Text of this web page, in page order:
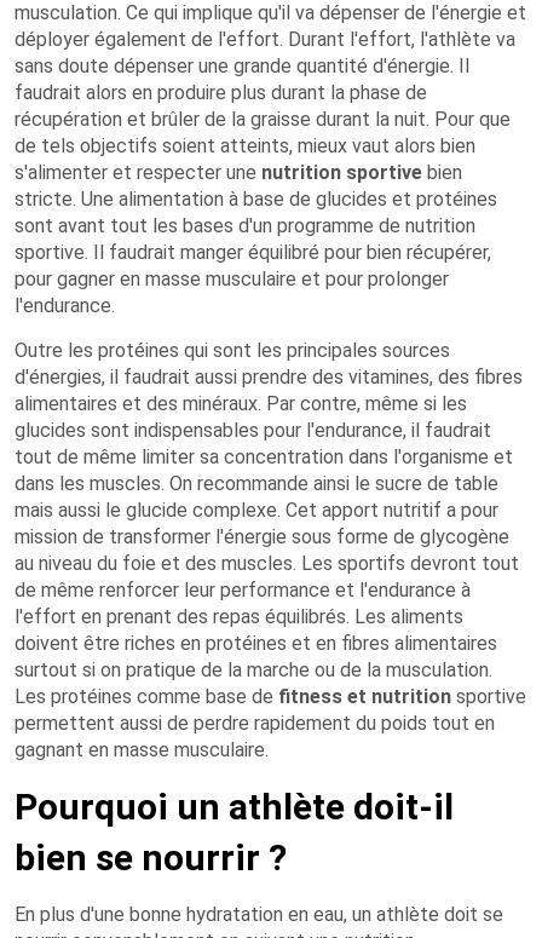
musculation. Ce qui implique qu'il va dépenser de l'énergie et
déployer également de l'effort. Durant l'effort, l'athlète va
sans doute dépenser une grande quantité d'énergie. Il
faudrait alors en produire plus durant la phase de
récupération et brûler de la graisse durant la nuit. Pour que
de tels objectifs soient atteints, mieux vaut alors bien
s'alimenter et respecter une nutrition sportive bien
stricte. Une alimentation à base de glucides et protéines
sont avant tout les bases d'un programme de nutrition
sportive. Il faudrait manger équilibré pour bien récupérer,
pour gagner en masse musculaire et pour prolonger
l'endurance.
Outre les protéines qui sont les principales sources
d'énergies, il faudrait aussi prendre des vitamines, des fibres
alimentaires et des minéraux. Par contre, même si les
glucides sont indispensables pour l'endurance, il faudrait
tout de même limiter sa concentration dans l'organisme et
dans les muscles. On recommande ainsi le sucre de table
mais aussi le glucide complexe. Cet apport nutritif a pour
mission de transformer l'énergie sous forme de glycogène
au niveau du foie et des muscles. Les sportifs devront tout
de même renforcer leur performance et l'endurance à
l'effort en prenant des repas équilibrés. Les aliments
doivent être riches en protéines et en fibres alimentaires
surtout si on pratique de la marche ou de la musculation.
Les protéines comme base de fitness et nutrition sportive
permettent aussi de perdre rapidement du poids tout en
gagnant en masse musculaire.
Pourquoi un athlète doit-il
bien se nourrir ?
En plus d'une bonne hydratation en eau, un athlète doit se